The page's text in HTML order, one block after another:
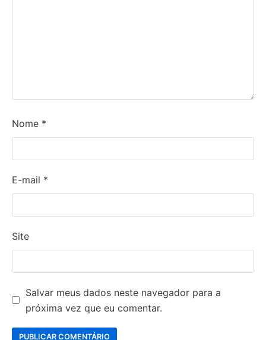
Nome *
E-mail *
Site
Salvar meus dados neste navegador para a
próxima vez que eu comentar.